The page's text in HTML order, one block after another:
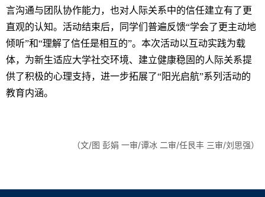
言沟通与团队协作能力，也对人际关系中的信任建立有了更
直观的认知。活动结束后，同学们普遍反馈“学会了更主动地
倾听”和“理解了信任是相互的”。本次活动以互动实践为载
体，为新生适应大学社交环境、建立健康稳固的人际关系提
供了积极的心理支持，进一步拓展了“阳光启航”系列活动的
教育内涵。
（文/图 彭娟 一审/谭冰 二审/任艮丰 三审/刘思强）